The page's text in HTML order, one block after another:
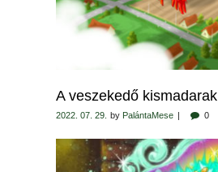
A veszekedő kismadarak
2022. 07. 29. by PalántaMese 0